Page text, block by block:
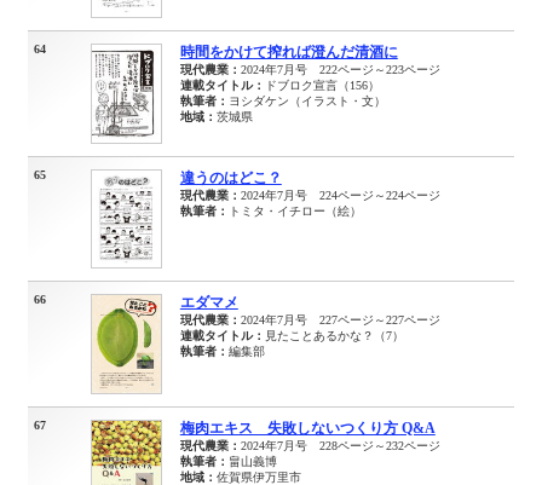
64 時間をかけて搾れば澄んだ清酒に
現代農業： 2024年7月号 222ページ～223ページ
連載タイトル：
ドブロク宣言（156）
執筆者： ヨシダケン（イラスト・文）
地域： 茨城県
65 違うのはどこ？
現代農業： 2024年7月号 224ページ～224ページ
執筆者：
トミタ・イチロー（絵）
66 エダマメ
現代農業： 2024年7月号 227ページ～227ページ
連載タイトル： 見たことあるかな？（7）
執筆者： 編集部
67 梅肉エキス 失敗しないつくり方 Q&A
現代農業： 2024年7月号 228ページ～232ページ
執筆者： 畠山義博
地域： 佐賀県伊万里市